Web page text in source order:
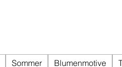
Sommer Blumenmotive